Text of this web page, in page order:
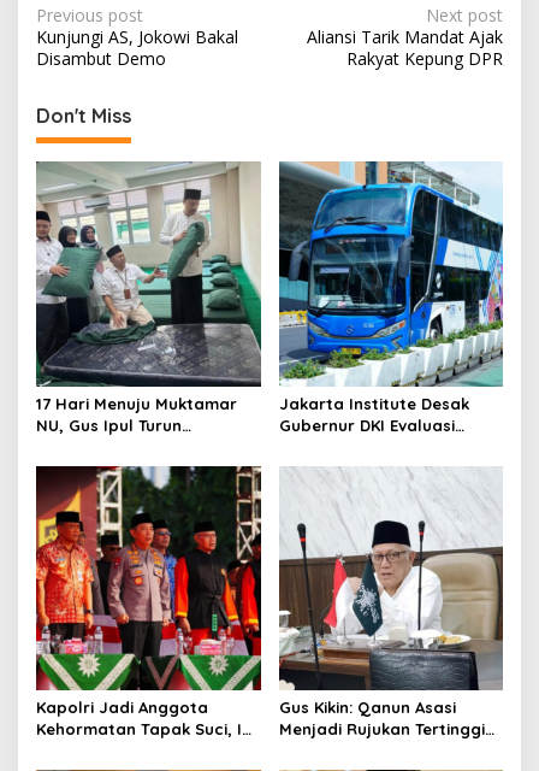
P
o
t
n
a
v
i
g
a
t
i
o
n
Previous post
Kunjungi AS, Jokowi Bakal
Disambut Demo
Next post
Aliansi Tarik Mandat Ajak
Rakyat Kepung DPR
Don't Miss
17 Hari Menuju Muktamar
NU, Gus Ipul Turun
Muktamirin
Jakarta Institute Desak
Gubernur DKI Evaluasi
Penumpang Diturunkan
Kapolri Jadi Anggota
Kehormatan Tapak Suci, Ini
Gus Kikin: Qanun Asasi
Menjadi Rujukan Tertinggi